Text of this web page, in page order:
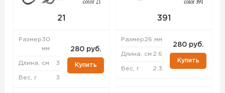
21
Размер30
мм
Длина, см 3
Вес, г 3
280 руб.
Купить
391
Размер26 мм
Длина, см 2.6
Вес, г 2.3
280 руб.
Купить